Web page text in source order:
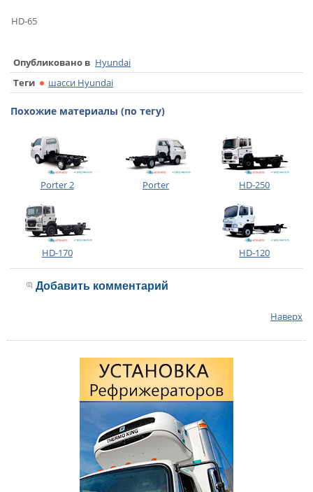
HD-65
Опубликовано в Hyundai
Теги
шасси Hyundai
Похожие материалы (по тегу)
Porter 2 Porter HD-250
HD-170 HD-120
Добавить комментарий
Наверх